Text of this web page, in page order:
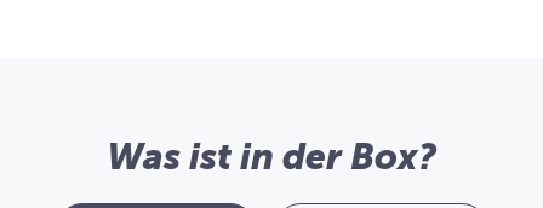
Was ist in der Box?